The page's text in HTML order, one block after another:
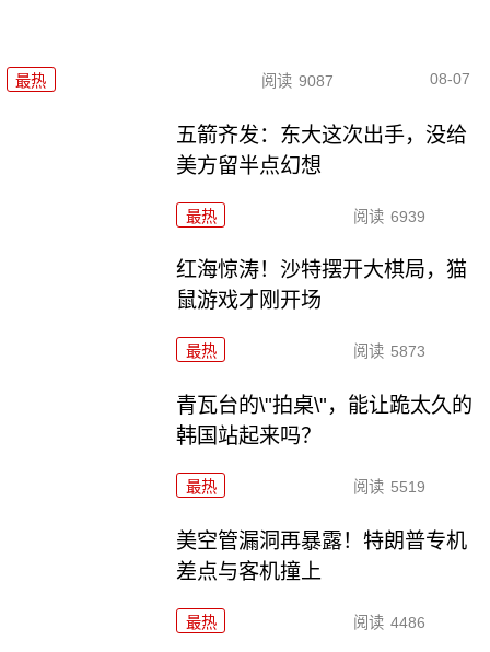
最热 阅读 9087 08-07
五箭齐发：东大这次出手，没给
美方留半点幻想
最热 阅读 6939
红海惊涛！沙特摆开大棋局，猫
鼠游戏才刚开场
最热 阅读 5873
青瓦台的\"拍桌\"，能让跪太久的
韩国站起来吗？
最热 阅读 5519
美空管漏洞再暴露！特朗普专机
差点与客机撞上
最热 阅读 4486